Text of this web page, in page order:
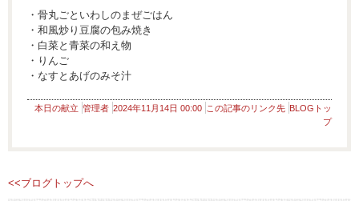
・骨丸ごといわしのまぜごはん
・和風炒り豆腐の包み焼き
・白菜と青菜の和え物
・りんご
・なすとあげのみそ汁
本日の献立 管理者 2024年11月14日 00:00 この記事のリンク先 BLOGトッ
プ
<<ブログトップへ